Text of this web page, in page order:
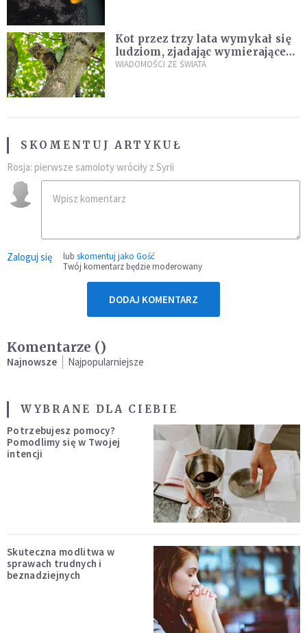
Kot przez trzy lata wymykał się
ludziom, zjadając wymierające
kaczki. W końcu popełnił
WIADOMOŚCI ZE ŚWIATA
SKOMENTUJ ARTYKUŁ
Rosja: pierwsze samoloty wróciły z Syrii
Zaloguj się lub skomentuj jako Gość
Twój komentarz będzie moderowany
DODAJ KOMENTARZ
Komentarze ()
Najnowsze Najpopularniejsze
WYBRANE DLA CIEBIE
Potrzebujesz pomocy?
Pomodlimy się w Twojej
intencji
Skuteczna modlitwa w
sprawach trudnych i
beznadziejnych